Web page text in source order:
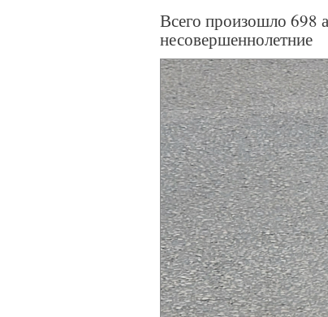
Всего произошло 698
несовершеннолетние